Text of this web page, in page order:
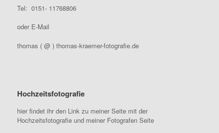
Tel: 0151- 11768806
oder E-Mail
thomas ( @ ) thomas-kraemer-fotografie.de
Hochzeitsfotografie
hier findet ihr den Link zu meiner Seite mit der
Hochzeitsfotografie und meiner Fotografen Seite